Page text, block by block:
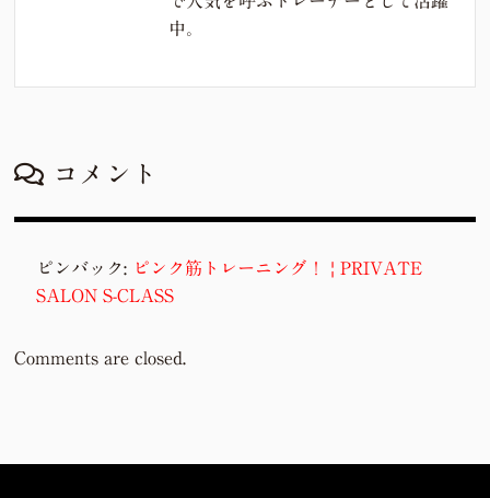
中。
コメント
ピンバック: ピンク筋トレーニング！ | PRIVATE
SALON S-CLASS
Comments are closed.